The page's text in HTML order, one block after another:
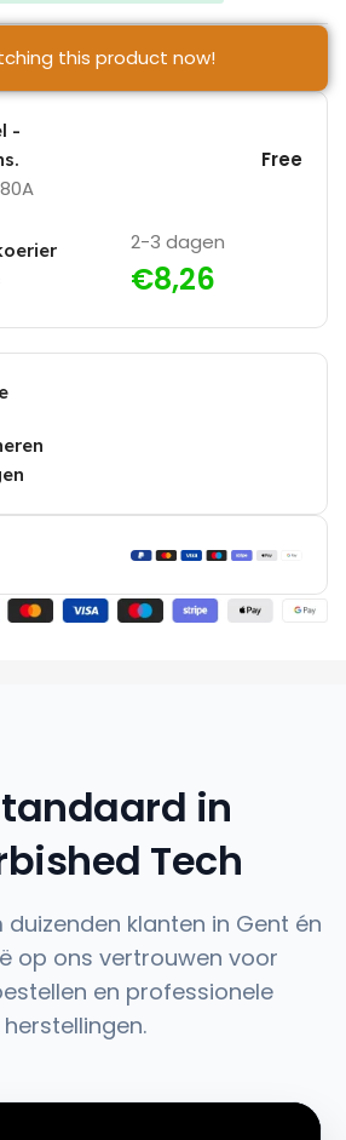
this product now!
-
Free
2-3 dagen
€8,26
in
Tech
klanten in Gent én
op ons vertrouwen voor
en professionele
herstellingen.